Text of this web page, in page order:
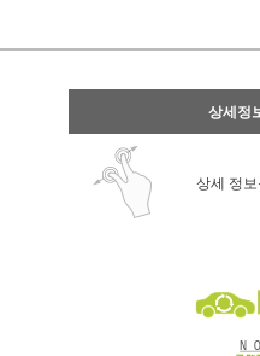
상세정
상세 정